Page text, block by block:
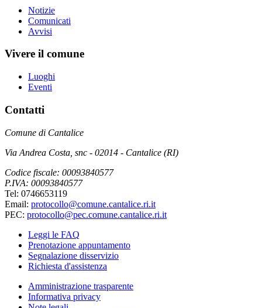
Notizie
Comunicati
Avvisi
Vivere il comune
Luoghi
Eventi
Contatti
Comune di Cantalice
Via Andrea Costa, snc - 02014 - Cantalice (RI)
Codice fiscale: 00093840577
P.IVA: 00093840577
Tel: 0746653119
Email: protocollo@comune.cantalice.ri.it
PEC: protocollo@pec.comune.cantalice.ri.it
Leggi le FAQ
Prenotazione appuntamento
Segnalazione disservizio
Richiesta d'assistenza
Amministrazione trasparente
Informativa privacy